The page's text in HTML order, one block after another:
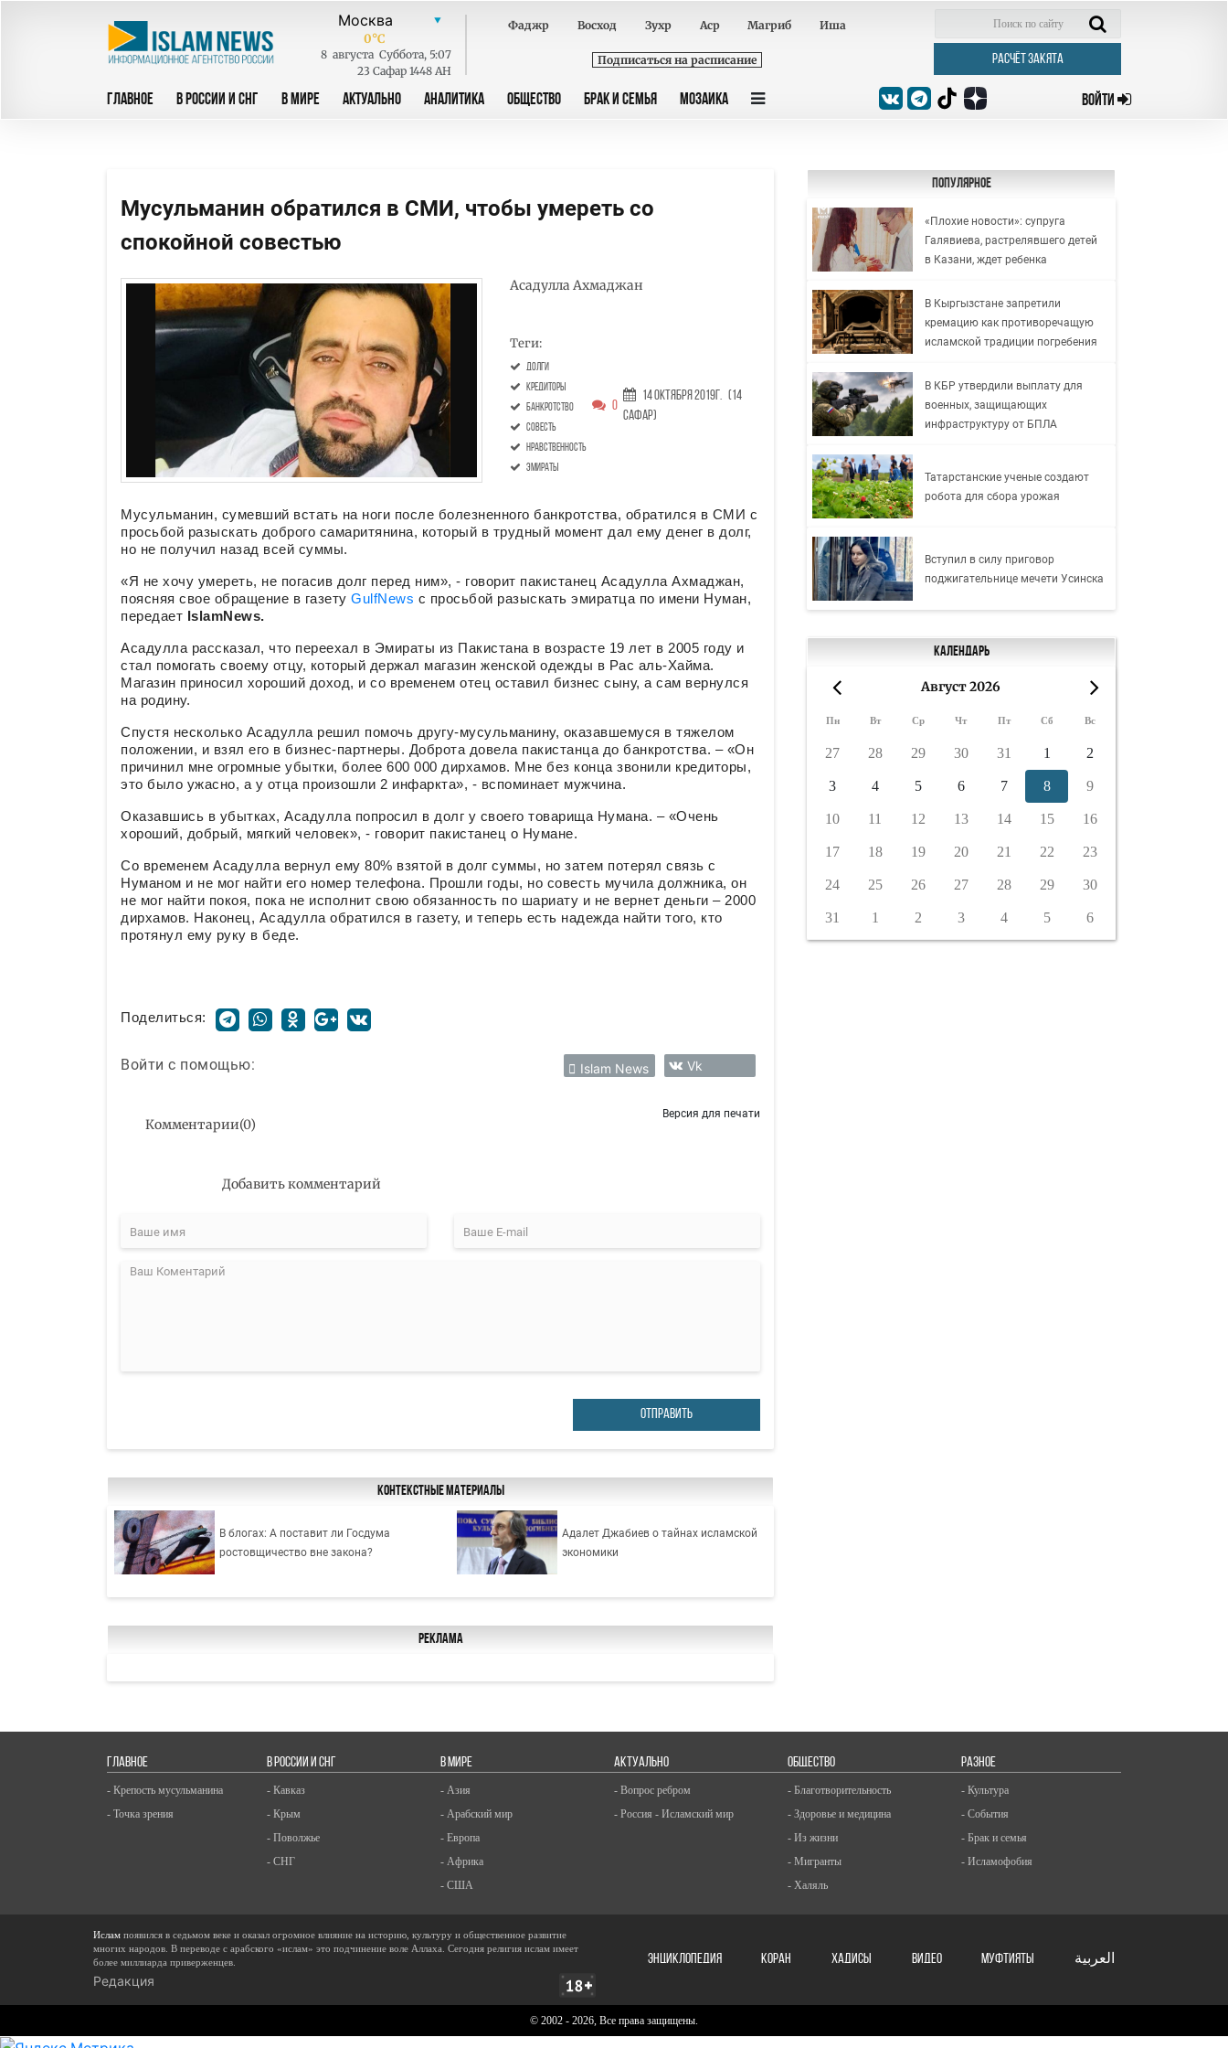
0°C
8 августа Суббота, 5:07
23 Сафар 1448 AH
Фаджр Восход Зухр Аср Магриб Иша
Подписаться на расписание РАСЧЁТ ЗАКЯТА
ГЛАВНОЕ В РОССИИ И СНГ В МИРЕ АКТУАЛЬНО АНАЛИТИКА ОБЩЕСТВО БРАК И СЕМЬЯ МОЗАИКА ВОЙТИ
Мусульманин обратился в СМИ, чтобы умереть со
спокойной совестью
Асадулла Ахмаджан
Теги:
долги
кредиторы
банкротство
совесть
нравственность
Эмираты
0
14 Октября 2019г. (14
Сафар)
Мусульманин, сумевший встать на ноги после болезненного банкротства, обратился в СМИ с
просьбой разыскать доброго самаритянина, который в трудный момент дал ему денег в долг,
но не получил назад всей суммы.
«Я не хочу умереть, не погасив долг перед ним», - говорит пакистанец Асадулла Ахмаджан,
поясняя свое обращение в газету GulfNews с просьбой разыскать эмиратца по имени Нуман,
передает IslamNews.
Асадулла рассказал, что переехал в Эмираты из Пакистана в возрасте 19 лет в 2005 году и
стал помогать своему отцу, который держал магазин женской одежды в Рас аль-Хайма.
Магазин приносил хороший доход, и со временем отец оставил бизнес сыну, а сам вернулся
на родину.
Спустя несколько Асадулла решил помочь другу-мусульманину, оказавшемуся в тяжелом
положении, и взял его в бизнес-партнеры. Доброта довела пакистанца до банкротства. – «Он
причинил мне огромные убытки, более 600 000 дирхамов. Мне без конца звонили кредиторы,
это было ужасно, а у отца произошли 2 инфаркта», - вспоминает мужчина.
Оказавшись в убытках, Асадулла попросил в долг у своего товарища Нумана. – «Очень
хороший, добрый, мягкий человек», - говорит пакистанец о Нумане.
Со временем Асадулла вернул ему 80% взятой в долг суммы, но затем потерял связь с
Нуманом и не мог найти его номер телефона. Прошли годы, но совесть мучила должника, он
не мог найти покоя, пока не исполнит свою обязанность по шариату и не вернет деньги – 2000
дирхамов. Наконец, Асадулла обратился в газету, и теперь есть надежда найти того, кто
протянул ему руку в беде.
Поделиться:
Войти с помощью: Islam News Vk
Комментарии(0)
Версия для печати
Добавить комментарий
ОТПРАВИТЬ
Контекстные материалы
В блогах: А поставит ли Госдума
ростовщичество вне закона?
Адалет Джабиев о тайнах исламской
экономики
Реклама
Популярное
«Плохие новости»: супруга
Галявиева, растрелявшего детей
в Казани, ждет ребенка
В Кыргызстане запретили
кремацию как противоречащую
исламской традиции погребения
В КБР утвердили выплату для
военных, защищающих
инфраструктуру от БПЛА
Татарстанские ученые создают
робота для сбора урожая
Вступил в силу приговор
поджигательнице мечети Усинска
Календарь
Август 2026
Пн Вт Ср Чт Пт Сб Вс
27 28 29 30 31 1 2
3 4 5 6 7 8 9
10 11 12 13 14 15 16
17 18 19 20 21 22 23
24 25 26 27 28 29 30
31 1 2 3 4 5 6
ГЛАВНОЕ
- Крепость мусульманина
- Точка зрения
В РОССИИ И СНГ
- Кавказ
- Крым
- Поволжье
- СНГ
В МИРЕ
- Азия
- Арабский мир
- Европа
- Африка
- США
АКТУАЛЬНО
- Вопрос ребром
- Россия - Исламский мир
ОБЩЕСТВО
- Благотворительность
- Здоровье и медицина
- Из жизни
- Мигранты
- Халяль
РАЗНОЕ
- Культура
- События
- Брак и семья
- Исламофобия
Ислам появился в седьмом веке и оказал огромное влияние на историю, культуру и общественное развитие
многих народов. В переводе с арабского «ислам» это подчинение воле Аллаха. Сегодня религия ислам имеет
более миллиарда приверженцев.
Редакция
ЭНЦИКЛОПЕДИЯ КОРАН ХАДИСЫ ВИДЕО Муфтияты العربية
© 2002 - 2026, Все права защищены.